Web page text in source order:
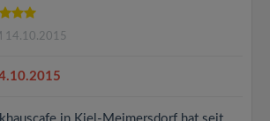
14.10.2015